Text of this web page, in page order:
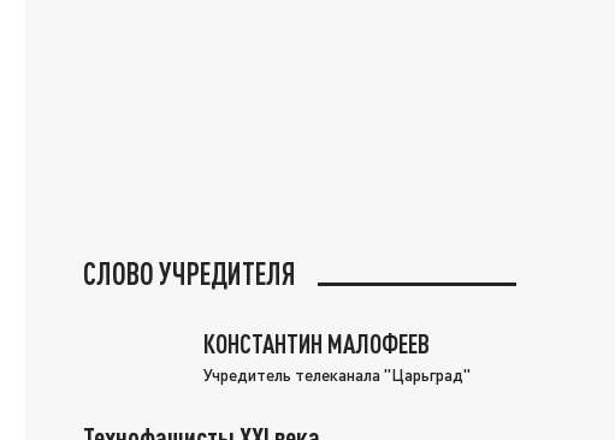
СЛОВО УЧРЕДИТЕЛЯ
КОНСТАНТИН МАЛОФЕЕВ
Учредитель телеканала "Царьград"